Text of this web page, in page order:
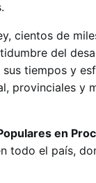
cientos de
del
tiempos y
provinciales y
en
todo el país,